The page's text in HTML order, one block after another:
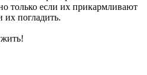
только если их прикармливают
погладить.